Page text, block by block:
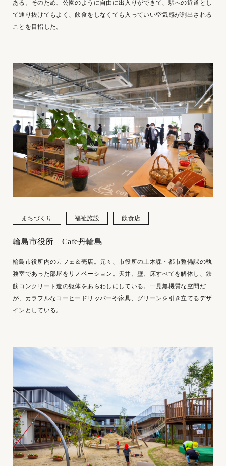
ある。そのため、公園のように自由に出入りができて、駅への近道とし
て通り抜けてもよく、飲食をしなくても入っていい空気感が創出される
ことを目指した。
まちづくり 福祉施設 飲食店
輪島市役所 Cafe丹輪島
輪島市役所内のカフェ＆売店。元々、市役所の土木課・都市整備課の執
務室であった部屋をリノベーション。天井、壁、床すべてを解体し、鉄
筋コンクリート造の躯体をあらわしにしている。一見無機質な空間だ
が、カラフルなコーヒードリッパーや家具、グリーンを引き立てるデザ
インとしている。